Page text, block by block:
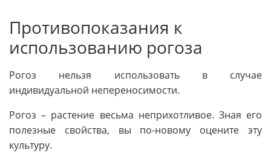
Противопоказания к
использованию рогоза
Рогоз нельзя использовать в случае
индивидуальной непереносимости.
Рогоз – растение весьма неприхотливое. Зная его
полезные свойства, вы по-новому оцените эту
культуру.